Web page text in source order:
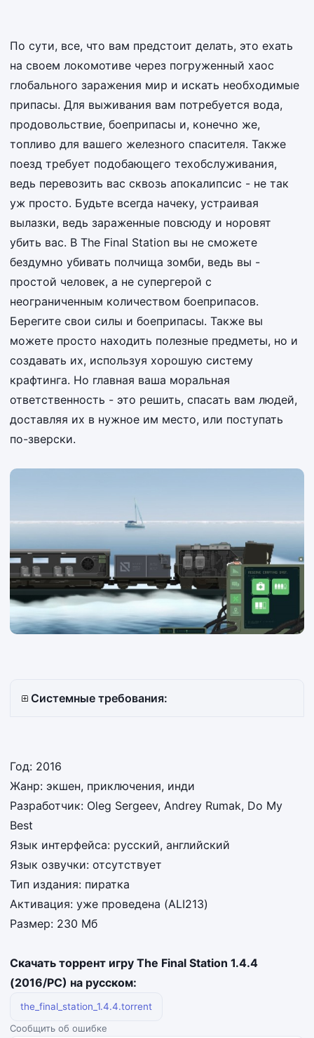
По сути, все, что вам предстоит делать, это ехать
на своем локомотиве через погруженный хаос
глобального заражения мир и искать необходимые
припасы. Для выживания вам потребуется вода,
продовольствие, боеприпасы и, конечно же,
топливо для вашего железного спасителя. Также
поезд требует подобающего техобслуживания,
ведь перевозить вас сквозь апокалипсис - не так
уж просто. Будьте всегда начеку, устраивая
вылазки, ведь зараженные повсюду и норовят
убить вас. В The Final Station вы не сможете
бездумно убивать полчища зомби, ведь вы -
простой человек, а не супергерой с
неограниченным количеством боеприпасов.
Берегите свои силы и боеприпасы. Также вы
можете просто находить полезные предметы, но и
создавать их, используя хорошую систему
крафтинга. Но главная ваша моральная
ответственность - это решить, спасать вам людей,
доставляя их в нужное им место, или поступать
по-зверски.
Системные требования:
Год: 2016
Жанр: экшен, приключения, инди
Разработчик: Oleg Sergeev, Andrey Rumak, Do My
Best
Язык интерфейса: русский, английский
Язык озвучки: отсутствует
Тип издания: пиратка
Активация: уже проведена (ALI213)
Размер: 230 Мб
Скачать торрент игру The Final Station 1.4.4
(2016/PC) на русском:
the_final_station_1.4.4.torrent
Сообщить об ошибке